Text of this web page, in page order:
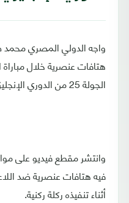
واجه الدولي المصري
هتافات عنصرية خلال
الجولة 25 من الدوري الإنجليزي الممتاز لكرة القدم.
وانتشر مقطع فيديو على
أثناء تنفيذه ركلة ركنية.